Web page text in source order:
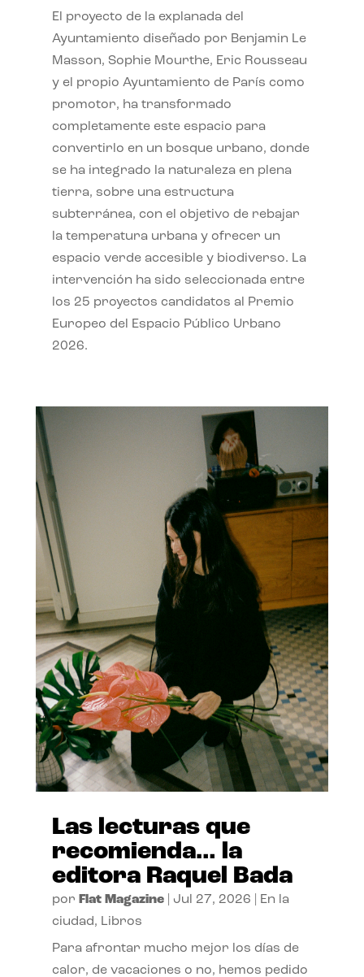
El proyecto de la explanada del
Ayuntamiento diseñado por Benjamin Le
Masson, Sophie Mourthe, Eric Rousseau
y el propio Ayuntamiento de París como
promotor, ha transformado
completamente este espacio para
convertirlo en un bosque urbano, donde
se ha integrado la naturaleza en plena
tierra, sobre una estructura
subterránea, con el objetivo de rebajar
la temperatura urbana y ofrecer un
espacio verde accesible y biodiverso. La
intervención ha sido seleccionada entre
los 25 proyectos candidatos al Premio
Europeo del Espacio Público Urbano
2026.
Las lecturas que
recomienda… la
editora Raquel Bada
por Flat Magazine| Jul 27, 2026
En la
ciudad, Libros
Para afrontar mucho mejor los días de
calor, de vacaciones o no, hemos pedido